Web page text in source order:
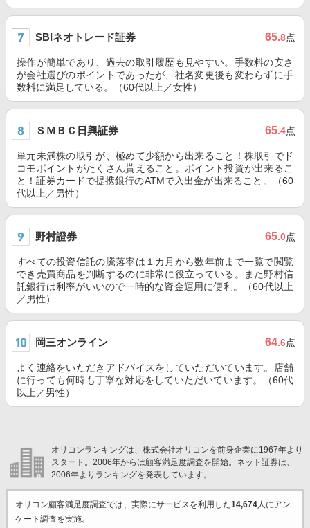
SBIネオトレード証券 65.8点
操作が簡単であり、過去の取引履歴も見やすい。手数料の安さ
が会社選びのポイントであったが、社名変更後も変わらずに手
数料に満足している。（60代以上／女性）
ＳＭＢＣ日興証券 65.4点
単元未満株の取引が、極めて少額から出来ること！株取引でド
コモポイントがたくさん貰えること。ポイント投資が出来るこ
と！証券カードで提携銀行のATMで入出金が出来ること。（60
代以上／男性）
野村證券 65.0点
すべての投資信託の騰落率は１カ月から数年前まで一覧で閲覧
でき売買商品を判断するのに非常に役立っている。また野村信
託銀行は利率がいいので一時的な資金運用に便利。（60代以上
／男性）
岡三オンライン 64.6点
よく連絡をいただきアドバイスをしていただいています。店舗
に行っても何時も丁寧な対応をしていただいています。（60代
以上／男性）
オリコンランキングは、株式会社オリコンを前身企業に1967年より
スタート。2006年からは顧客満足度調査を開始。ネット証券は、
2006年よりランキングを発表しています。
オリコン顧客満足度調査では、実際にサービスを利用した14,674人にアン
ケート調査を実施。